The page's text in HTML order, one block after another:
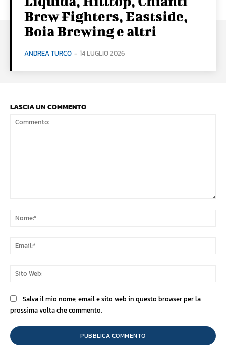
Brew Fighters, Eastside,
Boia Brewing e altri
ANDREA TURCO - 14 LUGLIO 2026
LASCIA UN COMMENTO
Salva il mio nome, email e sito web in questo browser per la
prossima volta che commento.